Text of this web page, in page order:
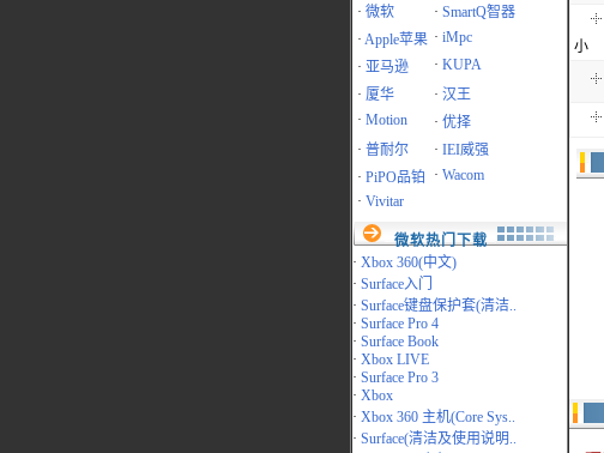
· 微软 · SmartQ智器
· Apple苹果 · iMpc
· 亚马逊 · KUPA
· 厦华 · 汉王
· Motion · 优择
· 普耐尔 · IEI威强
· PiPO品铂 · Wacom
· Vivitar
微软热门下载
· Xbox 360(中文)
· Surface入门
· Surface键盘保护套(清洁..
· Surface Pro 4
· Surface Book
· Xbox LIVE
· Surface Pro 3
· Xbox
· Xbox 360 主机(Core Sys..
· Surface(清洁及使用说明..
小